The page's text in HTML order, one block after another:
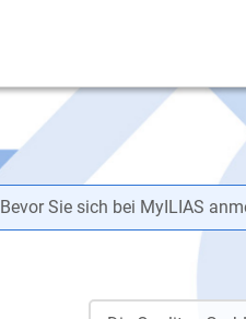
Bevor Sie sich bei MyILIAS